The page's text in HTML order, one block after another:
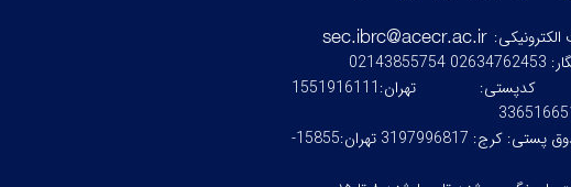
02634762453 02143855754
کدپستی:
تهران:1551916111
پستی:
کرج: 3197996817 تهران:15855-